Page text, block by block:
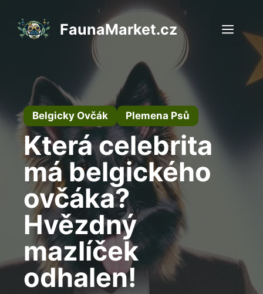
obsah
FaunaMarket.cz
Belgicky Ovčák Plemena Psů
Která celebrita
má belgického
ovčáka?
Hvězdný
mazlíček
odhalen!